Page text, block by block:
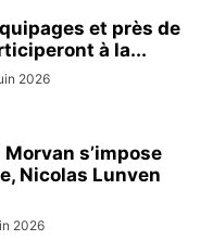
et près de
à la...
2026
s’impose
Nicolas Lunven
2026